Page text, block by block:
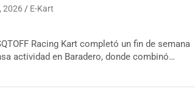
2026 E-Kart
Racing Kart completó un fin de semana
actividad en Baradero, donde combinó…